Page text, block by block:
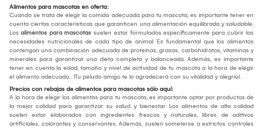
Alimentos para mascotas en oferta:
Cuando se trata de elegir la comida adecuada para tu mascota, es importante tener en
cuenta ciertas características que garanticen una alimentación equilibrada y saludable.
Los alimentos para mascotas suelen estar formulados específicamente para cubrir las
necesidades nutricionales de cada tipo de animal. Es fundamental que los alimentos
contengan una combinación adecuada de proteínas, grasas, carbohidratos, vitaminas y
minerales para garantizar una dieta completa y balanceada. Además, es importante
tener en cuenta la edad, tamaño y nivel de actividad de tu mascota a la hora de elegir
el alimento adecuado.. ¡Tu peludo amigo te lo agradecerá con su vitalidad y alegría!.
Precios con rebajas de alimentos para mascotas sólo aquí:
A la hora de elegir los alimentos para tu mascota, es importante optar por productos de
la mejor calidad para garantizar su salud y bienestar. Los alimentos de alta calidad
suelen estar elaborados con ingredientes frescos y naturales, libres de aditivos
artificiales, colorantes y conservantes. Además, suelen someterse a estrictos controles